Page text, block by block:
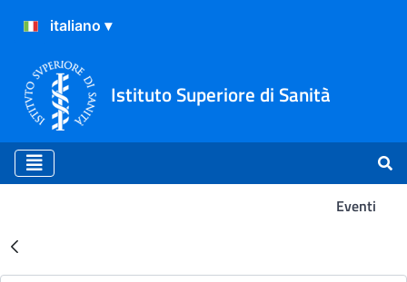
Istituto Superiore di Sanità
Eventi
Risultati della Ricerca -